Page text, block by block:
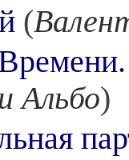
(
Альбо)